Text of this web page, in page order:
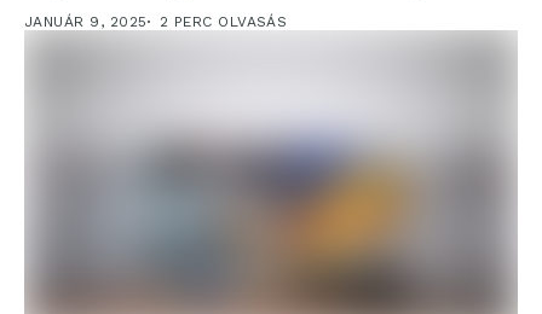
JANUÁR 9, 2025 2 PERC OLVASÁS